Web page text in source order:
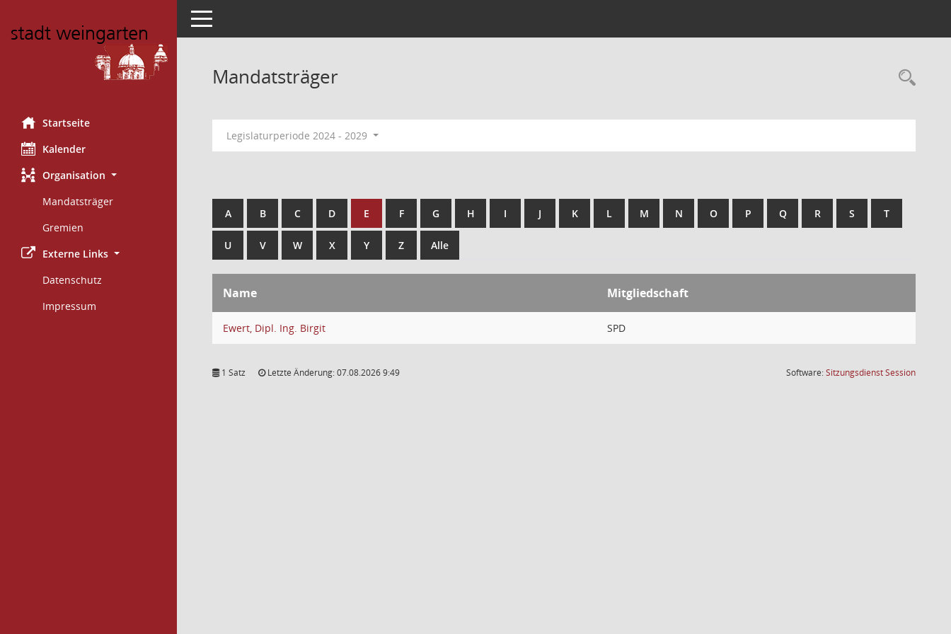
Startseite
Kalender
Organisation
Mandatsträger
Gremien
Externe Links
Datenschutz
Impressum
Toggle navigation
Mandatsträger
Legislaturperiode 2024 - 2029
A B C D E F G H I J K L M N O P Q R S T
U V W X Y Z Alle
Name Mitgliedschaft
Ewert, Dipl. Ing. Birgit SPD
1 Satz Letzte Änderung: 07.08.2026 9:49 Software:SitzungsdienstSession(Wird in